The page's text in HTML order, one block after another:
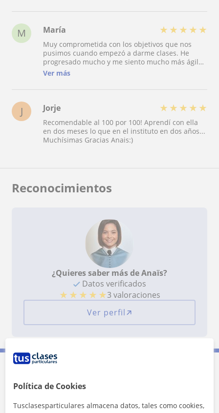
M María ★ ★ ★ ★ ★
Muy comprometida con los objetivos que nos
pusimos cuando empezó a darme clases. He
progresado mucho y me siento mucho más ágil
hablando. Anais es una persona creativa y nunca
Ver más
J Jorje ★ ★ ★ ★ ★
Recomendable al 100 por 100! Aprendí con ella
en dos meses lo que en el instituto en dos años...
Muchísimas Gracias Anais:)
Reconocimientos
¿Quieres saber más de Anaïs?
Datos verificados
★ ★ ★ ★ ★3 valoraciones
Ver perfil
Tarifa 15€/h
Política de Cookies
Tusclasesparticulares almacena datos, tales como cookies,